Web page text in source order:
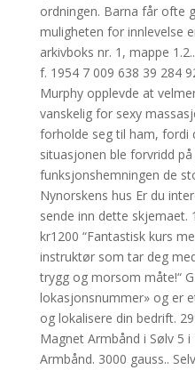
ordningen. Barna får ofte
muligheten for innlevelse
arkivboks nr. 1, mappe
f. 1954 7 009 638 39 284
Murphy opplevde at
vanskelig for sexy
forholde seg til ham, fordi
situasjonen ble forvridd
funksjonshemningen de
Nynorskens hus Er du
sende inn dette skjemaet.
kr1200 “Fantastisk kurs
instruktør som tar deg
trygg og morsom måte!“
lokasjonsnummer» og er
og lokalisere din bedrift.
Magnet Armbånd i Sølv 5
Armbånd. 3000 gauss..